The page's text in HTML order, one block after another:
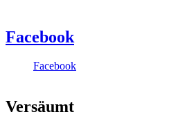
Facebook
Facebook
Versäumt